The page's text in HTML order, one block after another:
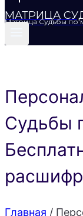
МАТРИЦА
Матрица Судьбы по
Судьбы
Главная /